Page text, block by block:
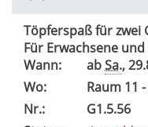
Töpferspaß für zwei
Für Erwachsene
Wann:
abSa.,
Wo:
Raum 11
Nr.:
G1.5.56